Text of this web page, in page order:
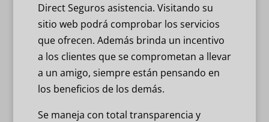
Direct Seguros asistencia. Visitando su
sitio web podrá comprobar los servicios
que ofrecen. Además brinda un incentivo
a los clientes que se comprometan a llevar
a un amigo, siempre están pensando en
los beneficios de los demás.
Se maneja con total transparencia y